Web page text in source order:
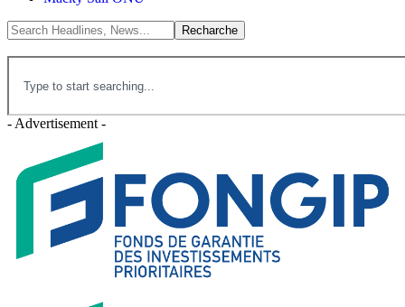
- Advertisement -